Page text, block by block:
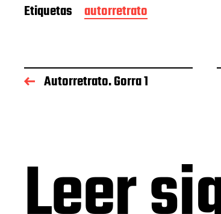
Etiquetas autorretrato
Autorretrato. Gorra 1